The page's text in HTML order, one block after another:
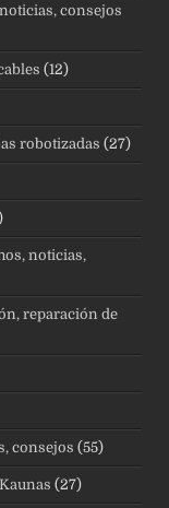
consejos
(12)
robotizadas (27)
noticias,
reparación de
consejos (55)
(27)